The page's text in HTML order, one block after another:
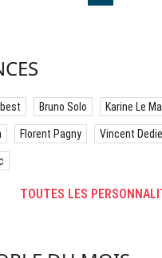
Bruno Solo Karine Le
Florent Pagny Vincent
TOUTES LES